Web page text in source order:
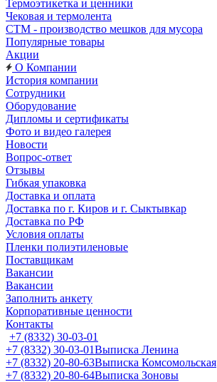
Термоэтикетка и ценники
Чековая и термолента
СТМ - производство мешков для мусора
Популярные товары
Акции
О Компании
История компании
Сотрудники
Оборудование
Дипломы и сертификаты
Фото и видео галерея
Новости
Вопрос-ответ
Отзывы
Гибкая упаковка
Доставка и оплата
Доставка по г. Киров и г. Сыктывкар
Доставка по РФ
Условия оплаты
Пленки полиэтиленовые
Поставщикам
Вакансии
Вакансии
Заполнить анкету
Корпоративные ценности
Контакты
+7 (8332) 30-03-01
+7 (8332) 30-03-01Выписка Ленина
+7 (8332) 20-80-63Выписка Комсомольская
+7 (8332) 20-80-64Выписка Зоновы